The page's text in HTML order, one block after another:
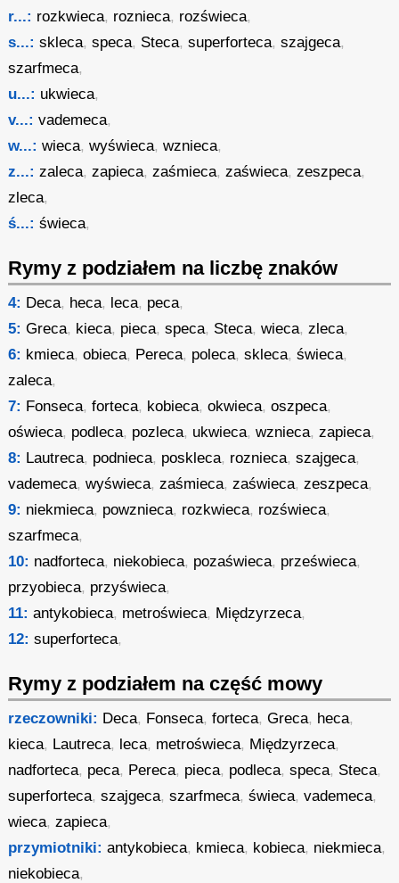
r...: rozkwieca, roznieca, rozświeca,
s...: skleca,speca, Steca,superforteca,szajgeca,
szarfmeca,
u...: ukwieca,
v...: vademeca,
w...: wieca,wyświeca,wznieca,
z...: zaleca,zapieca,zaśmieca,zaświeca,zeszpeca,
zleca,
ś...: świeca,
Rymy z podziałem na liczbę znaków
4: Deca, heca, leca, peca,
5: Greca, kieca, pieca,speca, Steca,wieca,zleca,
6: kmieca,obieca, Pereca, poleca,skleca,świeca,
zaleca,
7: Fonseca,forteca, kobieca,okwieca,oszpeca,
oświeca, podleca, pozleca, ukwieca,wznieca,zapieca,
8: Lautreca, podnieca, poskleca, roznieca,szajgeca,
vademeca,wyświeca,zaśmieca,zaświeca,zeszpeca,
9: niekmieca, powznieca, rozkwieca, rozświeca,
szarfmeca,
10: nadforteca, niekobieca, pozaświeca, prześwieca,
przyobieca, przyświeca,
11: antykobieca, metroświeca, Międzyrzeca,
12: superforteca,
Rymy z podziałem na część mowy
rzeczowniki: Deca, Fonseca,forteca,Greca, heca,
kieca, Lautreca, leca, metroświeca, Międzyrzeca,
nadforteca, peca, Pereca, pieca, podleca,speca, Steca,
superforteca,szajgeca,szarfmeca,świeca,vademeca,
wieca,zapieca,
przymiotniki: antykobieca, kmieca, kobieca, niekmieca,
niekobieca,